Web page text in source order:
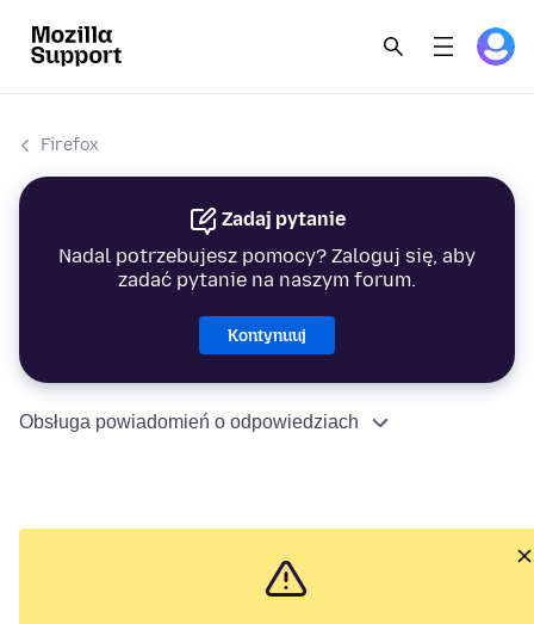
Firefox
Zadaj pytanie
Nadal potrzebujesz pomocy? Zaloguj się, aby
zadać pytanie na naszym forum.
Kontynuuj
Obsługa powiadomień o odpowiedziach